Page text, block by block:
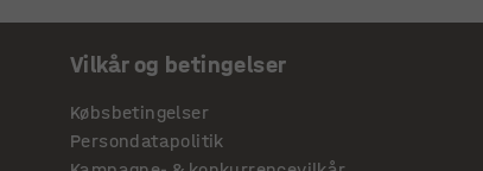
affald, som skal
at overveje
formentlig at
optager for meget
Vilkår og betingelser
Købsbetingelser
Persondatapolitik